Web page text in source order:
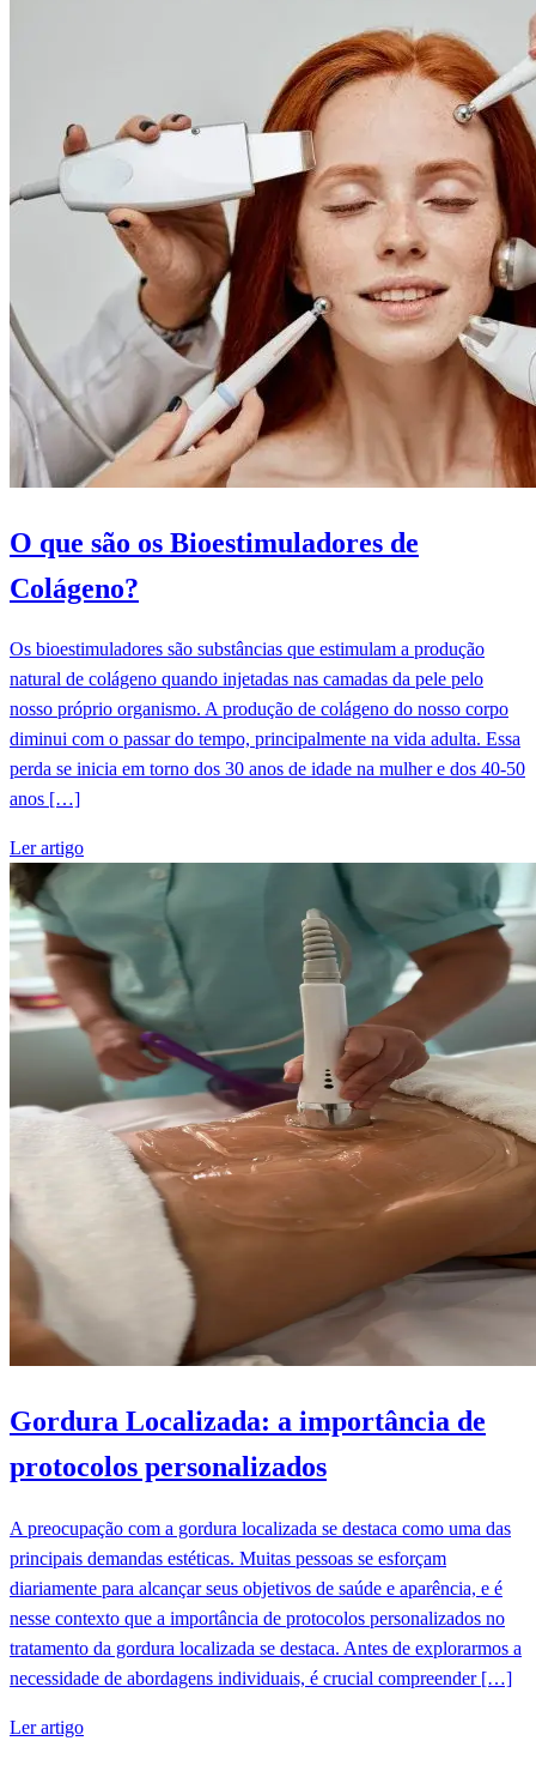
O que são os Bioestimuladores de
Colágeno?
Os bioestimuladores são substâncias que estimulam a produção
natural de colágeno quando injetadas nas camadas da pele pelo
nosso próprio organismo. A produção de colágeno do nosso corpo
diminui com o passar do tempo, principalmente na vida adulta. Essa
perda se inicia em torno dos 30 anos de idade na mulher e dos 40-50
anos […]
Ler artigo
Gordura Localizada: a importância de
protocolos personalizados
A preocupação com a gordura localizada se destaca como uma das
principais demandas estéticas. Muitas pessoas se esforçam
diariamente para alcançar seus objetivos de saúde e aparência, e é
nesse contexto que a importância de protocolos personalizados no
tratamento da gordura localizada se destaca. Antes de explorarmos a
necessidade de abordagens individuais, é crucial compreender […]
Ler artigo